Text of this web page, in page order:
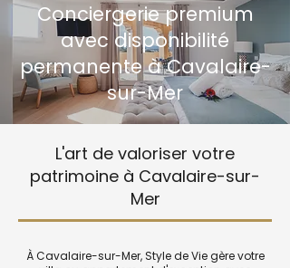
Conciergerie premium
avec disponibilité
permanente à Cavalaire-
sur-Mer
L'art de valoriser votre
patrimoine à Cavalaire-sur-
Mer
À Cavalaire-sur-Mer, Style de Vie gère votre